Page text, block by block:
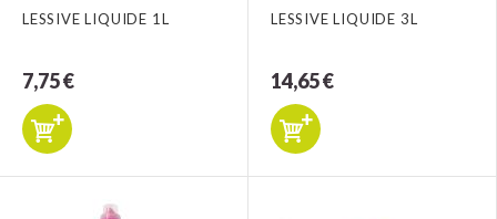
LESSIVE LIQUIDE 1L
7,75 €
LESSIVE LIQUIDE 3L
14,65 €